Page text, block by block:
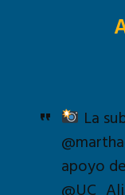
La
apoyo